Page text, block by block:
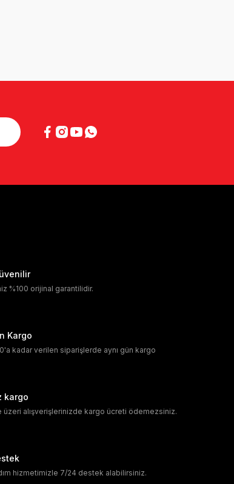
%100 orijinal garantilidir.
Kargo
kadar verilen siparişlerde aynı gün kargo
kargo
üzeri alışverişlerinizde kargo ücreti ödemezsiniz.
hizmetimizle 7/24 destek alabilirsiniz.